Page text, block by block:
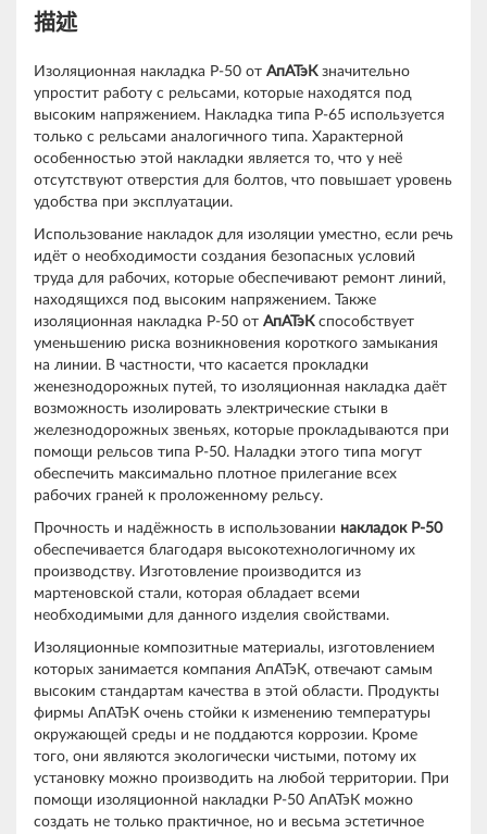
描述
Изоляционная накладка Р-50 от АпАТэКзначительно
упростит работу с рельсами, которые находятся под
высоким напряжением. Накладка типа Р-65 используется
только с рельсами аналогичного типа. Характерной
особенностью этой накладки является то, что у неё
отсутствуют отверстия для болтов, что повышает уровень
удобства при эксплуатации.
Использование накладок для изоляции уместно, если речь
идёт о необходимости создания безопасных условий
труда для рабочих, которые обеспечивают ремонт линий,
находящихся под высоким напряжением. Также
изоляционная накладка Р-50 от АпАТэКспособствует
уменьшению риска возникновения короткого замыкания
на линии. В частности, что касается прокладки
женезнодорожных путей, то изоляционная накладка даёт
возможность изолировать электрические стыки в
железнодорожных звеньях, которые прокладываются при
помощи рельсов типа Р-50. Наладки этого типа могут
обеспечить максимально плотное прилегание всех
рабочих граней к проложенному рельсу.
Прочность и надёжность в использовании накладок Р-50
обеспечивается благодаря высокотехнологичному их
производству. Изготовление производится из
мартеновской стали, которая обладает всеми
необходимыми для данного изделия свойствами.
Изоляционные композитные материалы, изготовлением
которых занимается компания АпАТэК, отвечают самым
высоким стандартам качества в этой области. Продукты
фирмы АпАТэК очень стойки к изменению температуры
окружающей среды и не поддаются коррозии. Кроме
того, они являются экологически чистыми, потому их
установку можно производить на любой территории. При
помощи изоляционной накладки Р-50 АпАТэК можно
создать не только практичное, но и весьма эстетичное